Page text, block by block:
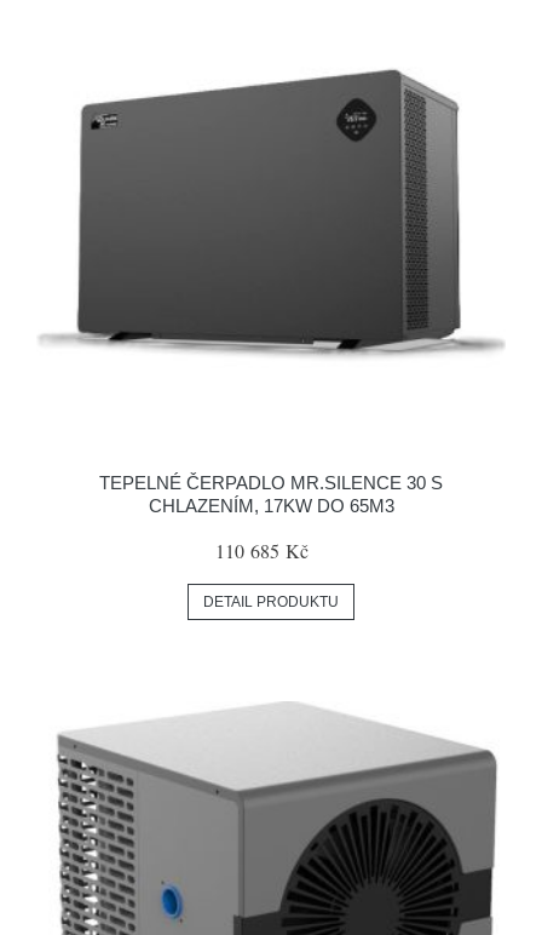
TEPELNÉ ČERPADLO MR.SILENCE 30 S
CHLAZENÍM, 17KW DO 65M3
110 685 Kč
DETAIL PRODUKTU